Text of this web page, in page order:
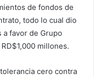
de fondos de
todo lo cual dio
favor de Grupo
millones.
cero contra